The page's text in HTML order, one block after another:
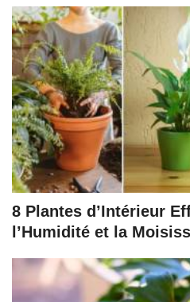
8 Plantes d’Intérieur
l’Humidité et la